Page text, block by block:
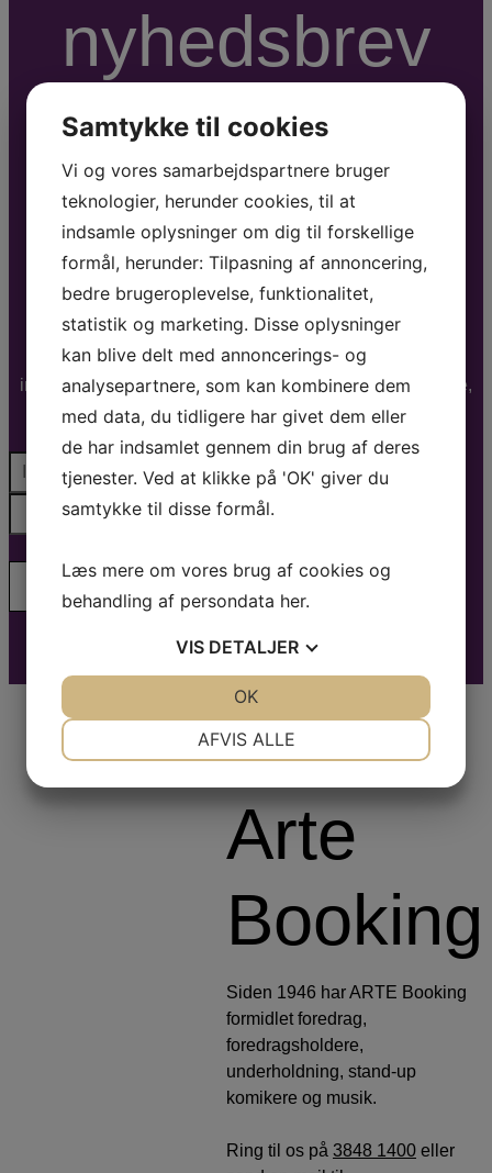
nyhedsbrev
1-2 gange om måneden udsender vi et nyhedsbrev der
indeholder aktuelle tilbud, nye forfattere, foredragsholdere,
musikere, underholdere m.m.
Om
Arte
Booking
Siden 1946 har ARTE Booking
formidlet foredrag,
foredragsholdere,
underholdning, stand-up
komikere og musik.
Ring til os på 3848 1400 eller
Samtykke til cookies
Vi og vores samarbejdspartnere bruger
teknologier, herunder cookies, til at
indsamle oplysninger om dig til forskellige
formål, herunder: Tilpasning af annoncering,
bedre brugeroplevelse, funktionalitet,
statistik og marketing. Disse oplysninger
kan blive delt med annoncerings- og
analysepartnere, som kan kombinere dem
med data, du tidligere har givet dem eller
de har indsamlet gennem din brug af deres
tjenester. Ved at klikke på 'OK' giver du
samtykke til disse formål.
Læs mere om vores brug af cookies og
behandling af persondata her.
VIS DETALJER
AFVIS ALLE
OK